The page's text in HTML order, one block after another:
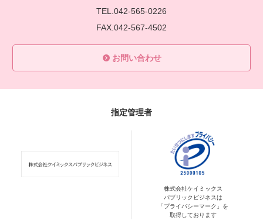
TEL.042-565-0226
FAX.042-567-4502
お問い合わせ
指定管理者
株式会社ケイミックス
パブリックビジネスは
「プライバシーマーク」を
取得しております